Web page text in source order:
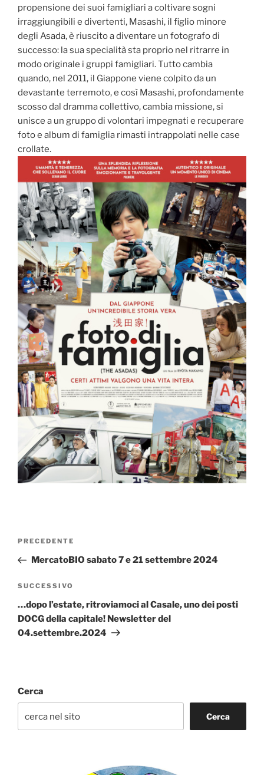
propensione dei suoi famigliari a coltivare sogni
irraggiungibili e divertenti, Masashi, il figlio minore
degli Asada, è riuscito a diventare un fotografo di
successo: la sua specialità sta proprio nel ritrarre in
modo originale i gruppi famigliari. Tutto cambia
quando, nel 2011, il Giappone viene colpito da un
devastante terremoto, e così Masashi, profondamente
scosso dal dramma collettivo, cambia missione, si
unisce a un gruppo di volontari impegnati e recuperare
foto e album di famiglia rimasti intrappolati nelle case
crollate.
Navigazione
Articolo
precedente:
PRECEDENTE
MercatoBIO sabato 7 e 21 settembre 2024
Articolo
successivo
SUCCESSIVO
…dopo l’estate, ritroviamoci al Casale, uno dei posti
DOCG della capitale! Newsletter del
04.settembre.2024
Cerca
Cerca